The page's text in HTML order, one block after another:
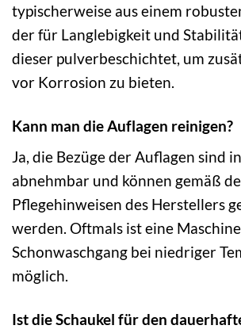
typischerweise aus einem
der für Langlebigkeit und
dieser pulverbeschichtet, um
vor Korrosion zu bieten.
Kann man die Auflagen reinigen?
Ja, die Bezüge der Auflagen sind
abnehmbar und können gemäß
Pflegehinweisen des Herstellers
werden. Oftmals ist eine
Schonwaschgang bei niedriger
möglich.
Ist die Schaukel für den